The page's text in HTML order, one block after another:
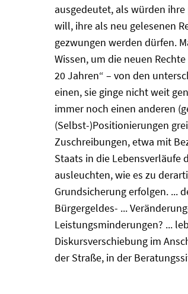
ausgedeutet, als würden
will, ihre als neu gelesenen
gezwungen werden dürfen.
Wissen, um die neuen
20 Jahren“ – von den
einen, sie ginge nicht weit
immer noch einen anderen
(Selbst-)Positionierungen
Zuschreibungen, etwa mit
Staats in die Lebensverläufe
ausleuchten, wie es zu
Grundsicherung erfolgen. ...
Bürgergeldes- ...
Leistungsminderungen? ...
Diskursverschiebung im
der Straße, in der